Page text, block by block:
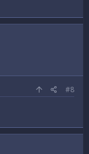
#8